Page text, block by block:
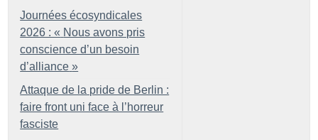
Journées écosyndicales
2026 : « Nous avons pris
conscience d’un besoin
d’alliance »
Attaque de la pride de Berlin :
faire front uni face à l’horreur
fasciste